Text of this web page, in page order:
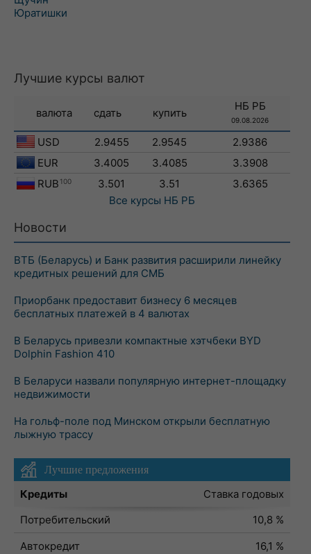
Юратишки
Лучшие курсы валют
валюта сдать купить
НБ РБ
09.08.2026
USD 2.9455 2.9545
2.9386
EUR
3.4005 3.4085
3.3908
RUB 100 3.501 3.51
3.6365
Все курсы НБ РБ
Новости
ВТБ (Беларусь) и Банк развития расширили линейку
кредитных решений для СМБ
Приорбанк предоставит бизнесу 6 месяцев
бесплатных платежей в 4 валютах
В Беларусь привезли компактные хэтчбеки BYD
Dolphin Fashion 410
В Беларуси назвали популярную интернет-площадку
недвижимости
На гольф-поле под Минском открыли бесплатную
лыжную трассу
Лучшие предложения
Кредиты
Ставка годовых
Потребительский
10,8 %
Автокредит
16,1 %